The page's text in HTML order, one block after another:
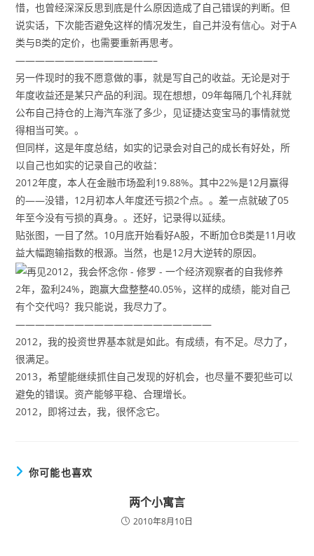
惜，也曾经深深反思到底是什么原因造成了自己错误的判断。但
说实话，下次能否避免这样的情况发生，自己并没有信心。对于A
类与B类的定价，也需要重新再思考。
——————————————–
另一件现时的我不愿意做的事，就是写自己的收益。无论是对于
年度收益还是某只产品的利润。现在想想，09年每隔几个礼拜就
公布自己持仓的上海汽车涨了多少，见证捷达变宝马的事情就觉
得相当可笑。。
但同样，这是年度总结，如实的记录会对自己的成长有好处，所
以自己也如实的记录自己的收益：
2012年度，本人在金融市场盈利19.88%。其中22%是12月赢得
的——没错，12月初本人年度还亏损2个点。。差一点就破了05
年至今没有亏损的真身。。还好，记录得以延续。
贴张图，一目了然。10月底开始看好A股，不断加仓B类是11月收
益大幅跑输指数的根源。当然，也是12月大逆转的原因。
2年，盈利24%，跑赢大盘整整40.05%，这样的成绩，能对自己
有个交代吗？我只能说，我尽力了。
————————————————————
2012，我的投资世界基本就是如此。有成绩，有不足。尽力了，
很满足。
2013，希望能继续抓住自己发现的好机会，也尽量不要犯些可以
避免的错误。资产能够平稳、合理增长。
2012，即将过去，我，很怀念它。
你可能也喜欢
两个小寓言
2010年8月10日